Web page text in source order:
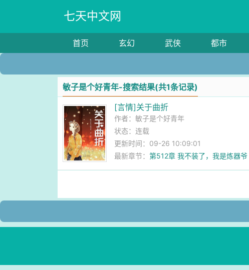
七天中文网
首页 玄幻 武侠 都市
敏子是个好青年-搜索结果(共1条记录)
[言情]关于曲折
作者：敏子是个好青年
状态：连载
更新时间：09-26 10:09:01
最新章节：第512章 我不装了，我是炼器爷